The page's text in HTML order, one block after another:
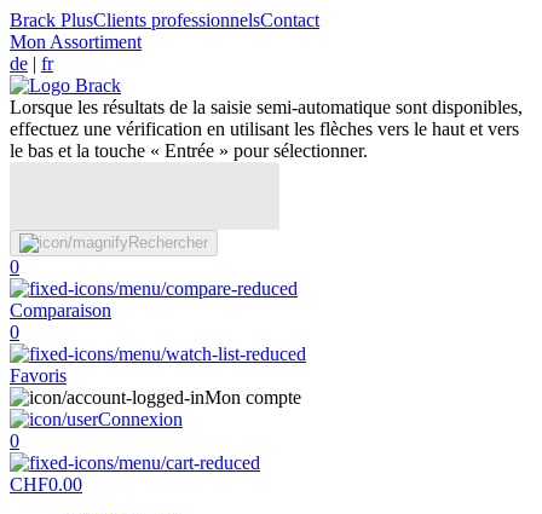
Brack PlusClients professionnelsContact
Mon Assortiment
de | fr
Lorsque les résultats de la saisie semi-automatique sont disponibles,
effectuez une vérification en utilisant les flèches vers le haut et vers
le bas et la touche « Entrée » pour sélectionner.
Rechercher
0
Comparaison
0
Favoris
Mon compte
Connexion
0
CHF0.00